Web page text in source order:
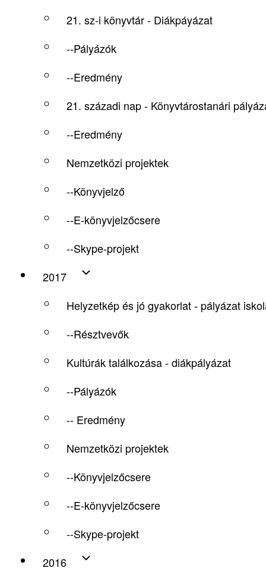
21. sz-i könyvtár - Diákpáyázat
--Pályázók
--Eredmény
21. századi nap - Könyvtárostanári
--Eredmény
Nemzetközi projektek
--Könyvjelző
--E-könyvjelzőcsere
--Skype-projekt
2017
Helyzetkép és jó gyakorlat - pályázat
--Résztvevők
Kultúrák találkozása - diákpályázat
--Pályázók
-- Eredmény
Nemzetközi projektek
--Könyvjelzőcsere
--E-könyvjelzőcsere
--Skype-projekt
2016